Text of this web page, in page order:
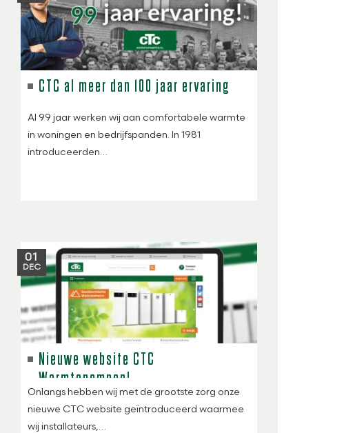
CTC al meer dan 100 jaar ervaring
Al 99 jaar werken wij aan comfortabele warmte
in woningen en bedrijfspanden. In 1981
introduceerden…
01
DEC
Nieuwe website CTC
Warmtepompen!
Onlangs hebben wij met de grootste zorg onze
nieuwe CTC website geïntroduceerd waarmee
wij installateurs,…